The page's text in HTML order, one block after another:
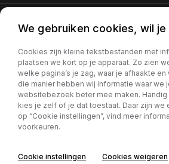
Privacy policy
We gebruiken cookies, wil je
Cookies zijn kleine tekstbestanden met
plaatsen we kort op je apparaat. Zo zien
welke pagina’s je zag, waar je afhaakte en
die manier hebben wij informatie waar we
websitebezoek beter mee maken. Handig
kies je zelf of je dat toestaat. Daar zijn we
op “Cookie instellingen”, vind meer
voorkeuren.
Cookie instellingen Cookies weigeren